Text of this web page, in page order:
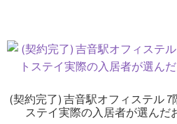
(契約完了) 吉音駅オフィステル 7
ステイ実際の入居者が選んだ